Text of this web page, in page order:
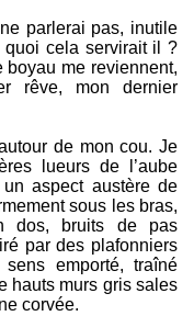
parlerai pas, inutile
cela servirait il ?
me reviennent,
rêve, mon dernier
de mon cou. Je
lueurs de l’aube
aspect austère de
sous les bras,
dos, bruits de pas
par des plafonniers
emporté, traîné
hauts murs gris sales
corvée.